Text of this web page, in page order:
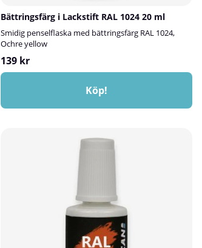
Bättringsfärg i Lackstift RAL 1024 20 ml
Smidig penselflaska med bättringsfärg RAL 1024,
Ochre yellow
139 kr
Köp!